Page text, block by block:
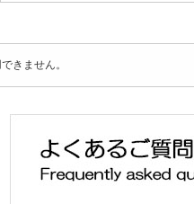
きません。